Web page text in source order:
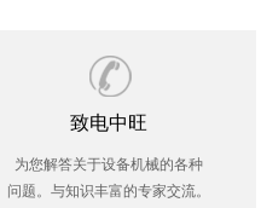
致电中旺
为您解答关于设备机械的各种
问题。与知识丰富的专家交流。